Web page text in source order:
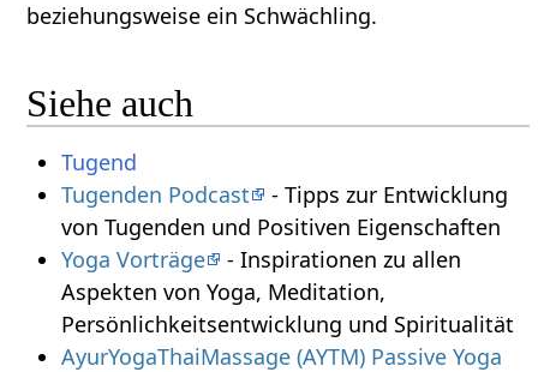
beziehungsweise ein Schwächling.
Siehe auch
Tugend
Tugenden Podcast
- Tipps zur Entwicklung
von Tugenden und Positiven Eigenschaften
Yoga Vorträge
- Inspirationen zu allen
Aspekten von Yoga, Meditation,
Persönlichkeitsentwicklung und Spiritualität
AyurYogaThaiMassage (AYTM) Passive Yoga